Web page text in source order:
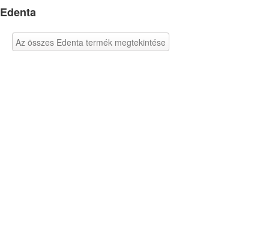
Edenta
Az összes Edenta termék megtekintése